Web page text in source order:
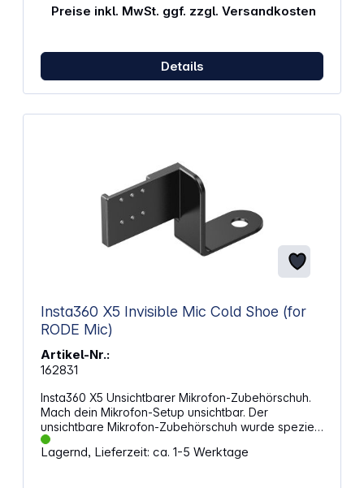
Preise inkl. MwSt. ggf. zzgl. Versandkosten
Details
Insta360 X5 Invisible Mic Cold Shoe (for
RODE Mic)
Artikel-Nr.:
162831
Insta360 X5 Unsichtbarer Mikrofon-Zubehörschuh.
Mach dein Mikrofon-Setup unsichtbar. Der
unsichtbare Mikrofon-Zubehörschuh wurde speziell
für RØDE Wireless GO/GO II/Me/Pro entwickelt.
Einfache IntegrationVerwende ihn mit einem
Lagernd, Lieferzeit: ca. 1-5 Werktage